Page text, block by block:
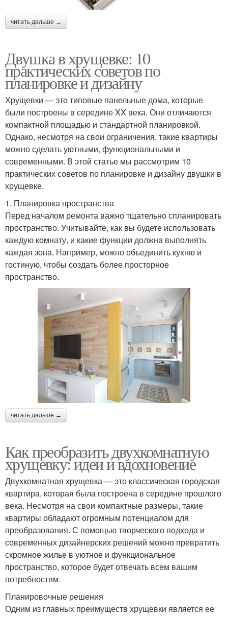
читать дальше →
Двушка в хрущевке: 10
практических советов по
планировке и дизайну
Хрущевки — это типовые панельные дома, которые
были построены в середине XX века. Они отличаются
компактной площадью и стандартной планировкой.
Однако, несмотря на свои ограничения, такие квартиры
можно сделать уютными, функциональными и
современными. В этой статье мы рассмотрим 10
практических советов по планировке и дизайну двушки в
хрущевке.
1. Планировка пространства
Перед началом ремонта важно тщательно спланировать
пространство. Учитывайте, как вы будете использовать
каждую комнату, и какие функции должна выполнять
каждая зона. Например, можно объединить кухню и
гостиную, чтобы создать более просторное
пространство.
читать дальше →
Как преобразить двухкомнатную
хрущевку: идеи и вдохновение
Двухкомнатная хрущевка — это классическая городская
квартира, которая была построена в середине прошлого
века. Несмотря на свои компактные размеры, такие
квартиры обладают огромным потенциалом для
преобразования. С помощью творческого подхода и
современных дизайнерских решений можно превратить
скромное жилье в уютное и функциональное
пространство, которое будет отвечать всем вашим
потребностям.
Планировочные решения
Одним из главных преимуществ хрущевки является ее